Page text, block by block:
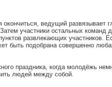
ведущий развязывает
участники остальных команд
развлекающих участников.
быть подобрана совершенно
праздника, когда молодёжь
людей между собой.